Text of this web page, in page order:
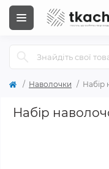
Наволочки Набір
Набір